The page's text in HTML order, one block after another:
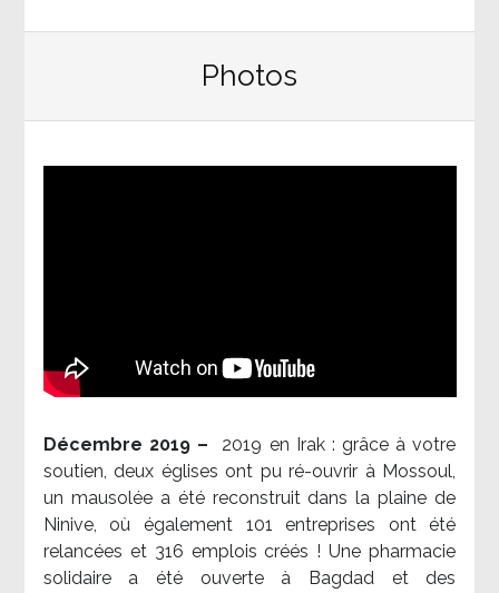
Photos
Décembre 2019 – 2019 en Irak : grâce à votre
soutien, deux églises ont pu ré-ouvrir à Mossoul,
un mausolée a été reconstruit dans la plaine de
Ninive, où également 101 entreprises ont été
relancées et 316 emplois créés ! Une pharmacie
solidaire a été ouverte à Bagdad et des